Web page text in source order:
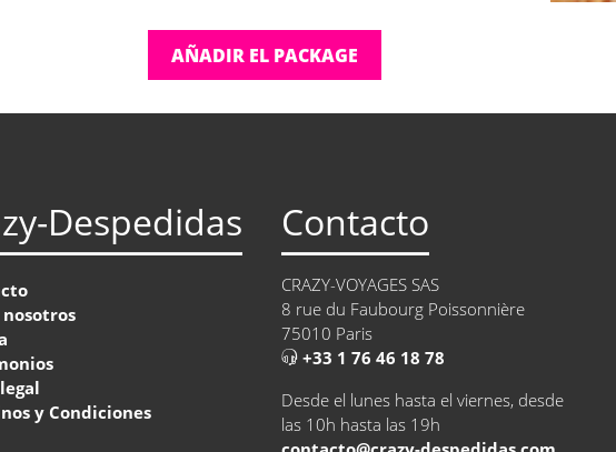
AÑADIR EL PACKAGE
Despedidas
nosotros
y Condiciones
Contacto
CRAZY-VOYAGES SAS
8 rue du Faubourg Poissonnière
75010 Paris
+33 1 76 46 18 78
Desde el lunes hasta el viernes, desde
las 10h hasta las 19h